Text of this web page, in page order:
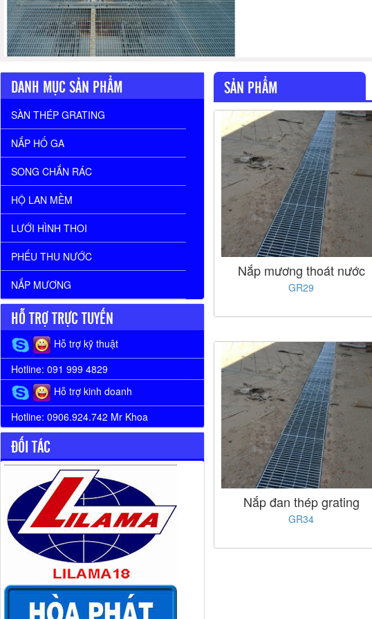
SẢN PHẨM
Nắp mương thoát nước
GR29
Nắp đan thép grating
GR34
DANH MỤC SẢN PHẨM
SÀN THÉP GRATING
NẮP HỐ GA
SONG CHẮN RÁC
HỘ LAN MỀM
LƯỚI HÌNH THOI
PHẾU THU NƯỚC
NẮP MƯƠNG
HỖ TRỢ TRỰC TUYẾN
Hỗ trợ kỹ thuật
Hotline: 091 999 4829
Hỗ trợ kinh doanh
Hotline: 0906.924.742 Mr Khoa
ĐỐI TÁC